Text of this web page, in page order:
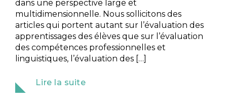
dans une perspective large et
multidimensionnelle. Nous sollicitons des
articles qui portent autant sur l’évaluation des
apprentissages des élèves que sur l’évaluation
des compétences professionnelles et
linguistiques, l’évaluation des […]
Lire la suite